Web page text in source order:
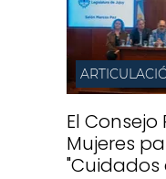
El
Mujeres
"Cuidados